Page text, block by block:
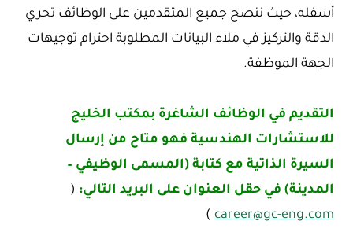
أسفله، حيث ننصح جميع المتقدمين على الوظائف تحري
الدقة والتركيز في ملاء البيانات المطلوبة احترام توجيهات
الجهة الموظفة.
التقديم في الوظائف الشاغرة بمكتب الخليج
للاستشارات الهندسية فهو متاح من إرسال
السيرة الذاتية مع كتابة (المسمى الوظيفي –
المدينة) في حقل العنوان على البريد التالي: (
career@gc-eng.com
)